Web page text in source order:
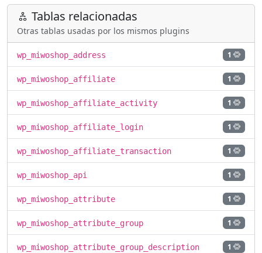
Tablas relacionadas
Otras tablas usadas por los mismos plugins
wp_miwoshop_address 1
wp_miwoshop_affiliate 1
wp_miwoshop_affiliate_activity 1
wp_miwoshop_affiliate_login 1
wp_miwoshop_affiliate_transaction 1
wp_miwoshop_api 1
wp_miwoshop_attribute 1
wp_miwoshop_attribute_group 1
wp_miwoshop_attribute_group_description 1